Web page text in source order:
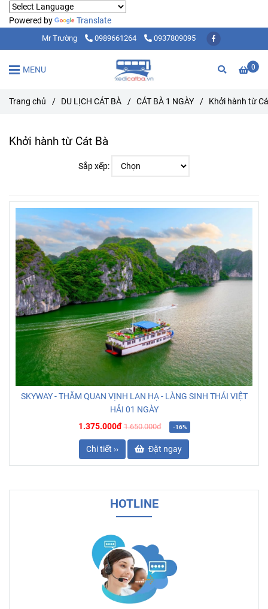
Powered by Translate
Mr Trường 0989661264 0937809095
0
MENU
Trang chủ / DU LỊCH CÁT BÀ / CÁT BÀ 1 NGÀY / Khởi hành từ
Khởi hành từ Cát Bà
Sắp xếp:
SKYWAY - THĂM QUAN VỊNH LAN HẠ - LÀNG SINH THÁI VIỆT
HẢI 01 NGÀY
1.375.000đ 1.650.000đ -16%
Chi tiết ›› Đặt ngay
HOTLINE